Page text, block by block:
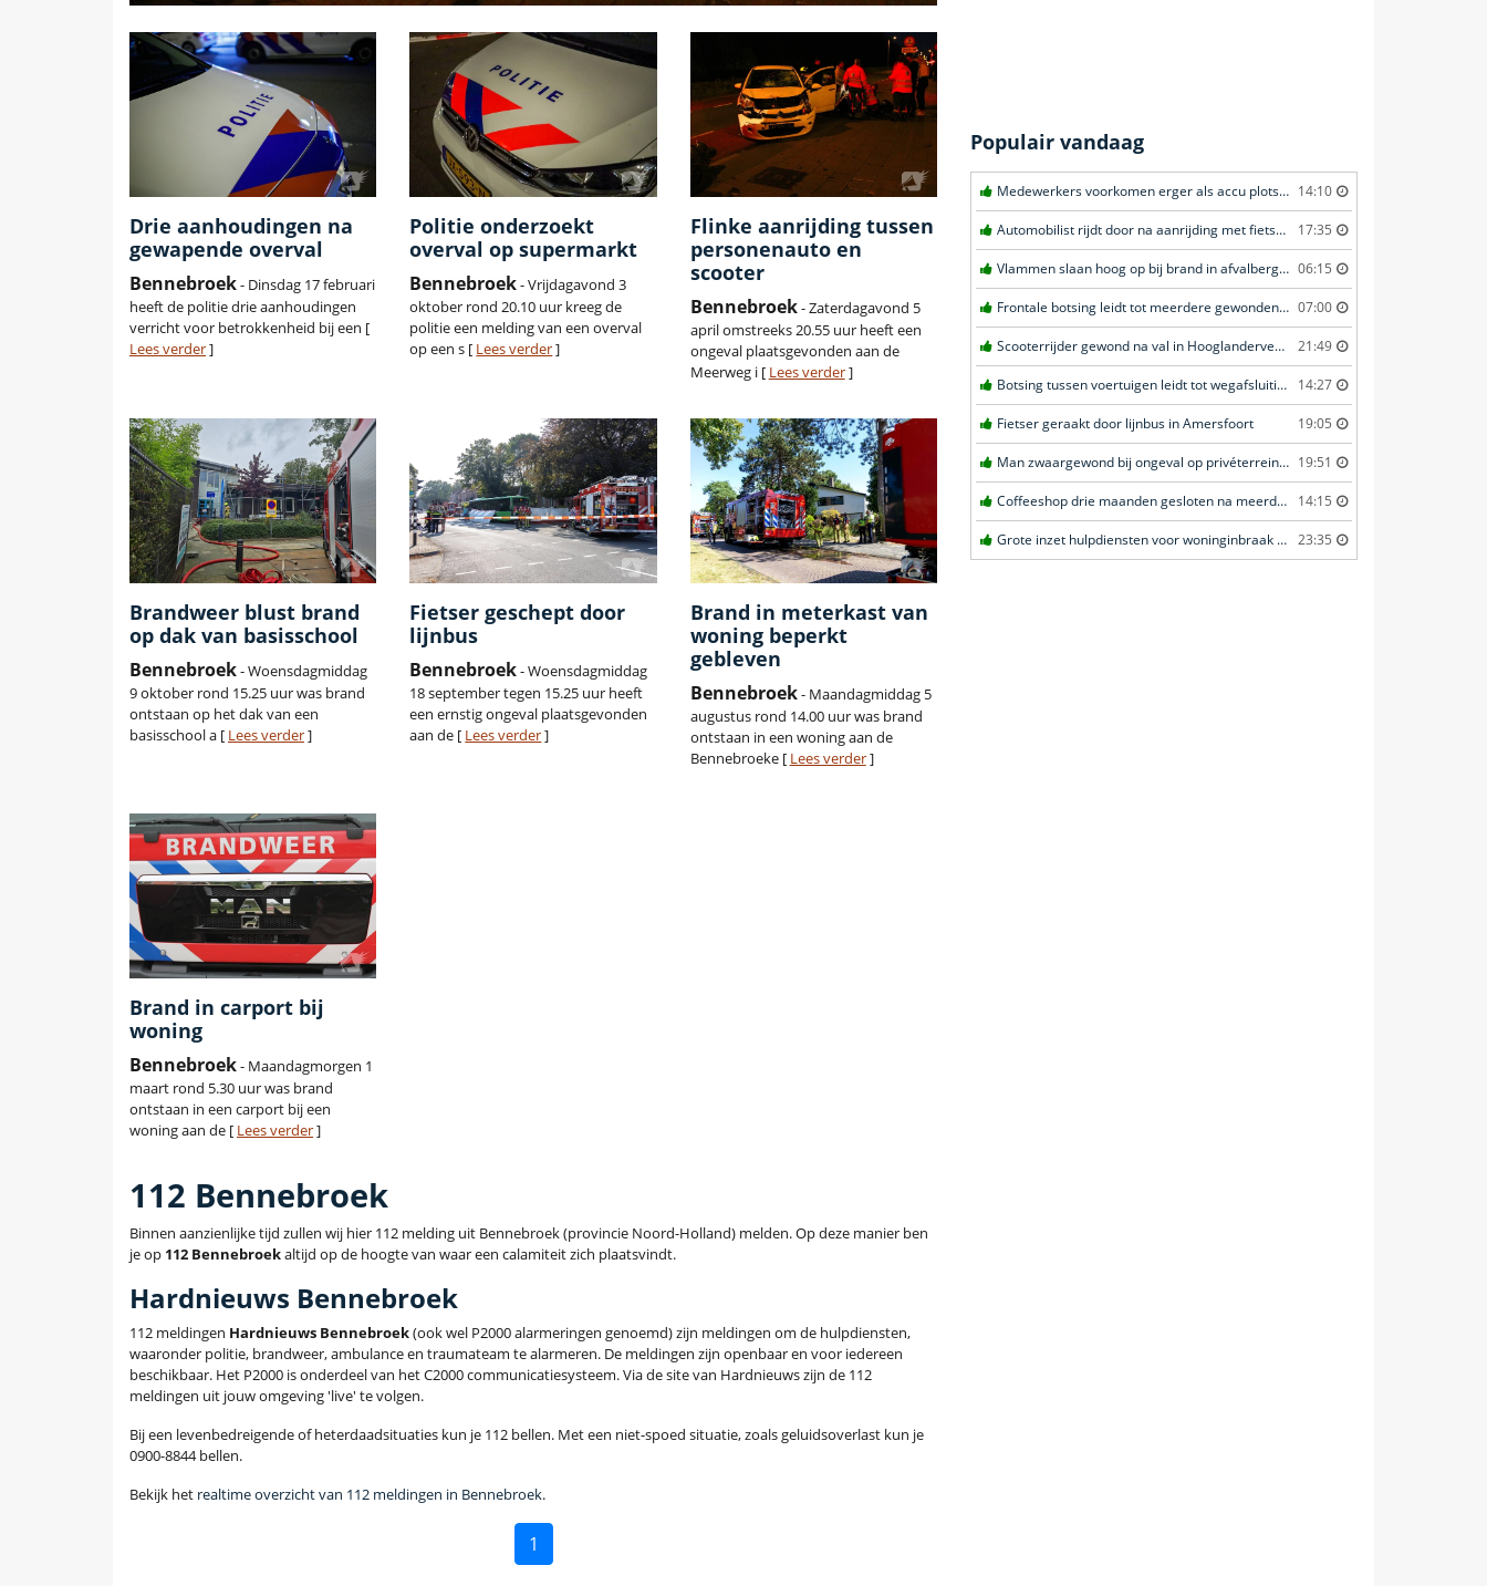
Drie aanhoudingen na
gewapende overval
Bennebroek- Dinsdag 17 februari
heeft de politie drie aanhoudingen
verricht voor betrokkenheid bij een [
Lees verder]
Politie onderzoekt
overval op supermarkt
Bennebroek- Vrijdagavond 3
oktober rond 20.10 uur kreeg de
politie een melding van een overval
op een s [ Lees verder]
Flinke aanrijding tussen
personenauto en
scooter
Bennebroek- Zaterdagavond 5
april omstreeks 20.55 uur heeft een
ongeval plaatsgevonden aan de
Meerweg i [ Lees verder]
Brandweer blust brand
op dak van basisschool
Bennebroek- Woensdagmiddag
9 oktober rond 15.25 uur was brand
ontstaan op het dak van een
basisschool a [ Lees verder]
Fietser geschept door
lijnbus
Bennebroek- Woensdagmiddag
18 september tegen 15.25 uur heeft
een ernstig ongeval plaatsgevonden
aan de [ Lees verder]
Brand in meterkast van
woning beperkt
gebleven
Bennebroek- Maandagmiddag 5
augustus rond 14.00 uur was brand
ontstaan in een woning aan de
Bennebroeke [ Lees verder]
Brand in carport bij
woning
Bennebroek- Maandagmorgen 1
maart rond 5.30 uur was brand
ontstaan in een carport bij een
woning aan de [ Lees verder]
112 Bennebroek
Binnen aanzienlijke tijd zullen wij hier 112 melding uit Bennebroek (provincie Noord-Holland) melden. Op deze manier ben
je op 112 Bennebroekaltijd op de hoogte van waar een calamiteit zich plaatsvindt.
Hardnieuws Bennebroek
112 meldingen Hardnieuws Bennebroek(ook wel P2000 alarmeringen genoemd) zijn meldingen om de hulpdiensten,
waaronder politie, brandweer, ambulance en traumateam te alarmeren. De meldingen zijn openbaar en voor iedereen
beschikbaar. Het P2000 is onderdeel van het C2000 communicatiesysteem. Via de site van Hardnieuws zijn de 112
meldingen uit jouw omgeving 'live' te volgen.
Bij een levenbedreigende of heterdaadsituaties kun je 112 bellen. Met een niet-spoed situatie, zoals geluidsoverlast kun je
0900-8844 bellen.
Bekijk het realtime overzicht van 112 meldingen in Bennebroek.
1
Populair vandaag
Medewerkers voorkomen erger als accu plots in brand vliegt in Amersfoort 14:10
Automobilist rijdt door na aanrijding met fietster in Amersfoort 17:35
Vlammen slaan hoog op bij brand in afvalberg in Amersfoort 06:15
Frontale botsing leidt tot meerdere gewonden in Bunschoten-Spakenburg 07:00
Scooterrijder gewond na val in Hooglanderveen 21:49
Botsing tussen voertuigen leidt tot wegafsluiting in Ommen 14:27
Fietser geraakt door lijnbus in Amersfoort 19:05
Man zwaargewond bij ongeval op privéterrein in Veghel 19:51
Coffeeshop drie maanden gesloten na meerdere overtredingen in Leiden 14:15
Grote inzet hulpdiensten voor woninginbraak in Voorschoten 23:35